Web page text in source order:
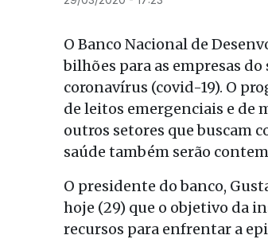
O Banco Nacional de
bilhões para as empresas
coronavírus (covid-19). O
de leitos emergenciais e de
outros setores que buscam
saúde também serão
O presidente do banco,
hoje (29) que o objetivo da
recursos para enfrentar a